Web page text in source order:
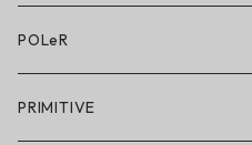
アクセサリー・小物
POLeR
POLeR × GRIZZLY
PRIMITIVE